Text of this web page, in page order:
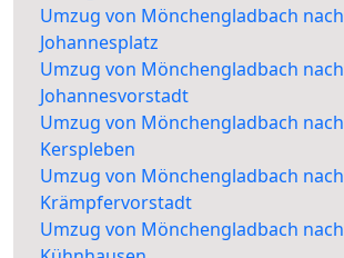
Umzug von Mönchengladbach nach
Johannesplatz
Umzug von Mönchengladbach nach
Johannesvorstadt
Umzug von Mönchengladbach nach
Kerspleben
Umzug von Mönchengladbach nach
Krämpfervorstadt
Umzug von Mönchengladbach nach